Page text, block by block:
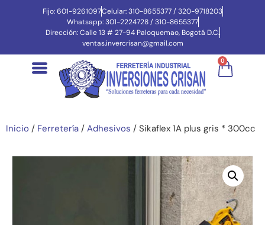
Fijo: 601-9261097Celular: 310-8655377 / 320-9718203
Whatsapp: 301-2224728 / 310-8655377
Dirección: Calle 13 # 27-94 Paloquemao, Bogotá D.C.
ventas.invercrisan@gmail.com
0
Inicio / Ferretería / Adhesivos / Sikaflex 1A plus gris * 300cc